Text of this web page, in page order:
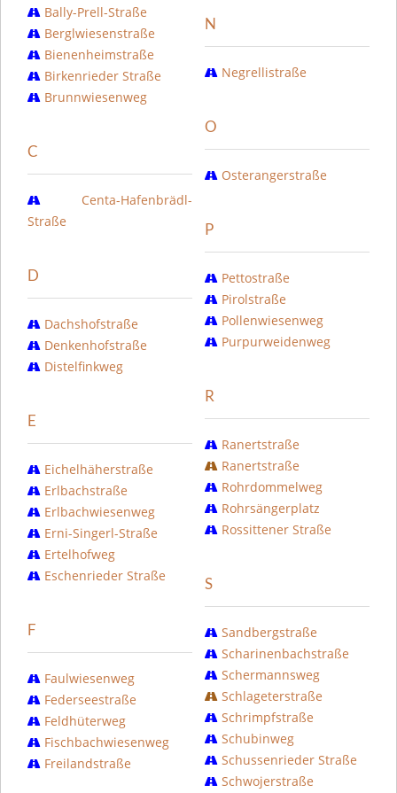
Bally-Prell-Straße
Berglwiesenstraße
Bienenheimstraße
Birkenrieder Straße
Brunnwiesenweg
C
Centa-Hafenbrädl-
Straße
D
Dachshofstraße
Denkenhofstraße
Distelfinkweg
E
Eichelhäherstraße
Erlbachstraße
Erlbachwiesenweg
Erni-Singerl-Straße
Ertelhofweg
Eschenrieder Straße
F
Faulwiesenweg
Federseestraße
Feldhüterweg
Fischbachwiesenweg
Freilandstraße
N
Negrellistraße
O
Osterangerstraße
P
Pettostraße
Pirolstraße
Pollenwiesenweg
Purpurweidenweg
R
Ranertstraße
Ranertstraße
Rohrdommelweg
Rohrsängerplatz
Rossittener Straße
S
Sandbergstraße
Scharinenbachstraße
Schermannsweg
Schlageterstraße
Schrimpfstraße
Schubinweg
Schussenrieder Straße
Schwojerstraße